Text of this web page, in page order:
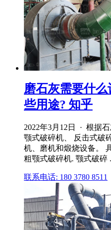
磨石灰需要什
些用途? 知乎
2022年3月12日 · 根据
颚式破碎机、 反击式破
机、磨机和煅烧设备。
粗颚式破碎机. 颚式破碎 .
联系电话: 180 3780 8511